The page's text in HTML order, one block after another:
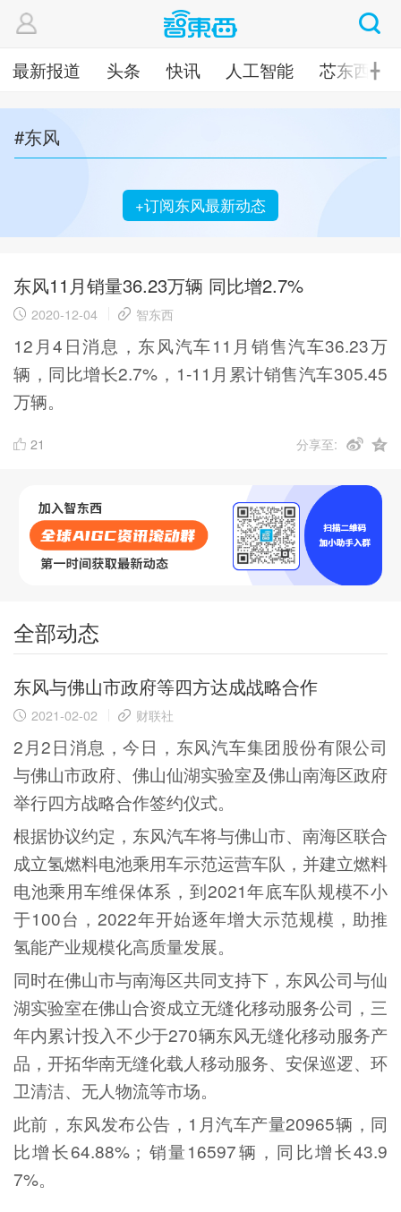
最新报道 头条 快讯 人工智能 芯东西 ╋
#东风
+订阅东风最新动态
东风11月销量36.23万辆 同比增2.7%
2020-12-04 智东西
12月4日消息，东风汽车11月销售汽车36.23万
辆，同比增长2.7%，1-11月累计销售汽车305.45
万辆。
21 分享至:
全部动态
东风与佛山市政府等四方达成战略合作
2021-02-02 财联社
2月2日消息，今日，东风汽车集团股份有限公司
与佛山市政府、佛山仙湖实验室及佛山南海区政府
举行四方战略合作签约仪式。
根据协议约定，东风汽车将与佛山市、南海区联合
成立氢燃料电池乘用车示范运营车队，并建立燃料
电池乘用车维保体系，到2021年底车队规模不小
于100台，2022年开始逐年增大示范规模，助推
氢能产业规模化高质量发展。
同时在佛山市与南海区共同支持下，东风公司与仙
湖实验室在佛山合资成立无缝化移动服务公司，三
年内累计投入不少于270辆东风无缝化移动服务产
品，开拓华南无缝化载人移动服务、安保巡逻、环
卫清洁、无人物流等市场。
此前，东风发布公告，1月汽车产量20965辆，同
比增长64.88%；销量16597辆，同比增长43.9
7%。